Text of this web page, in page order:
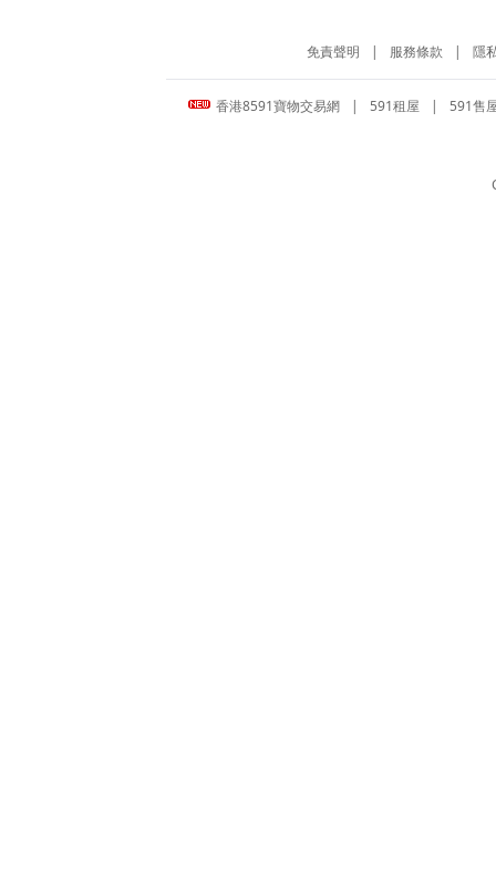
免責聲明 | 服務條款 | 隱
香港8591寶物交易網 | 591租屋 | 591售